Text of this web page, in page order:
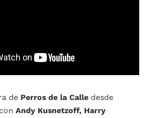
de Perros de la Calle desde
con Andy Kusnetzoff, Harry